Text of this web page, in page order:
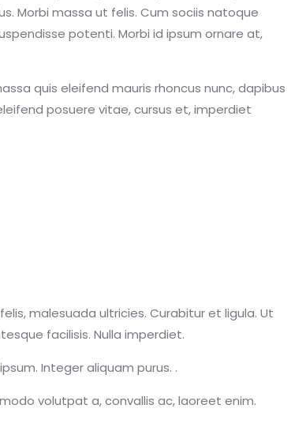
Morbi massa ut felis. Cum sociis natoque
potenti. Morbi id ipsum ornare at,
quis eleifend mauris rhoncus nunc, dapibus
posuere vitae, cursus et, imperdiet
malesuada ultricies. Curabitur et ligula. Ut
facilisis. Nulla imperdiet.
Integer aliquam purus. .
volutpat a, convallis ac, laoreet enim.